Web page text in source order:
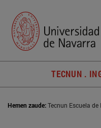
TECNUN .
Hemen zaude:Tecnun Escuela de